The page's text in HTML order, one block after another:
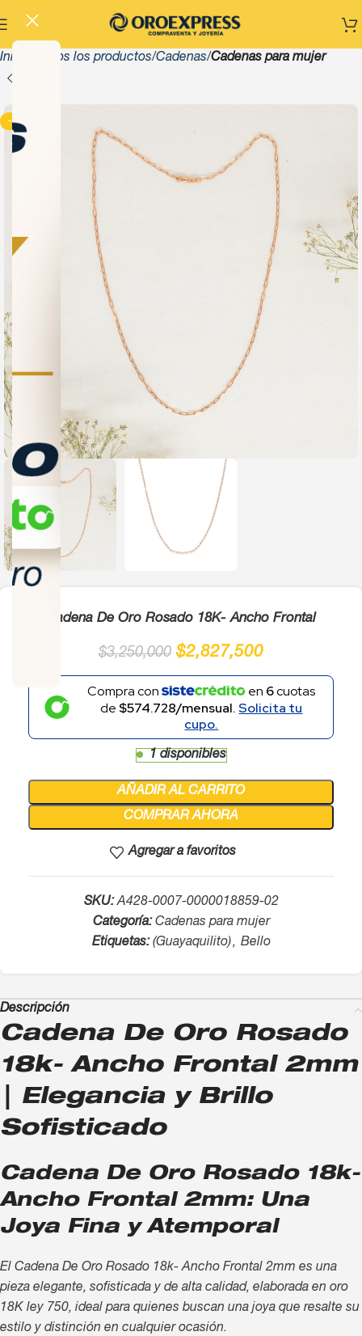
Inicio Todos los productos Cadenas Cadenas para mujer
-13%
Click to enlarge
Cadena De Oro Rosado 18K- Ancho Frontal
$3,250,000 $2,827,500
Compra con en 6cuotas
de $574.728/mensual.Solicita tu
cupo.
1 disponibles
AÑADIR AL CARRITO
COMPRAR AHORA
Agregar a favoritos
SKU:A428-0007-0000018859-02
Categoría: Cadenas para mujer
Etiquetas: (Guayaquilito), Bello
Descripción
Cadena De Oro Rosado
18k- Ancho Frontal 2mm
| Elegancia y Brillo
Sofisticado
Cadena De Oro Rosado 18k-
Ancho Frontal 2mm: Una
Joya Fina y Atemporal
El Cadena De Oro Rosado 18k- Ancho Frontal 2mm es una
pieza elegante, sofisticada y de alta calidad, elaborada en oro
18K ley 750, ideal para quienes buscan una joya que resalte su
estilo y distinción en cualquier ocasión.